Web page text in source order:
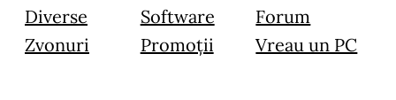
Diverse
Zvonuri
Software
Promoții
Forum
Vreau un PC